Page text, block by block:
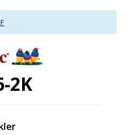
2K